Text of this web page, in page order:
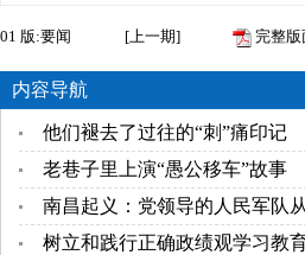
01 版:要闻 [上一期] 完整版
内容导航
他们褪去了过往的“刺”痛印记
老巷子里上演“愚公移车”故事
南昌起义：党领导的人民军队
树立和践行正确政绩观学习教